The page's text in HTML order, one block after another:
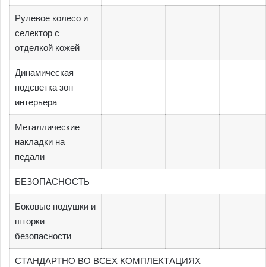
Рулевое колесо и
селектор с
отделкой кожей
Динамическая
подсветка зон
интерьера
Металлические
накладки на
педали
БЕЗОПАСНОСТЬ
Боковые подушки и
шторки
безопасности
СТАНДАРТНО ВО ВСЕХ КОМПЛЕКТАЦИЯХ